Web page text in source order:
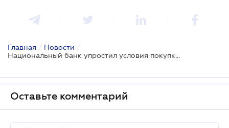
Главная / Новости /
Национальный банк упростил условия покупки валюты для ряда операций
Оставьте комментарий